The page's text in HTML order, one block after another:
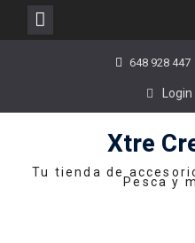
648 928 447
Xtre
Tu tienda de
Pesca y